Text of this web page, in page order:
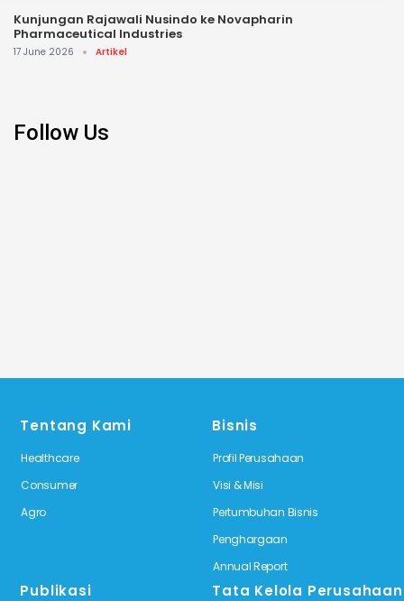
Kunjungan Rajawali Nusindo ke Novapharin
Pharmaceutical Industries
17 June 2026 Artikel
Follow Us
Tentang Kami
Healthcare
Consumer
Agro
Bisnis
Profil Perusahaan
Visi & Misi
Pertumbuhan Bisnis
Penghargaan
Annual Report
Publikasi Tata Kelola Perusahaan